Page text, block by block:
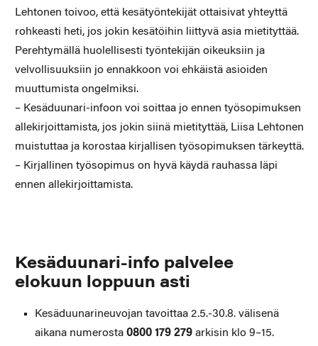
Lehtonen toivoo, että kesätyöntekijät ottaisivat yhteyttä
rohkeasti heti, jos jokin kesätöihin liittyvä asia mietityttää.
Perehtymällä huolellisesti työntekijän oikeuksiin ja
velvollisuuksiin jo ennakkoon voi ehkäistä asioiden
muuttumista ongelmiksi.
– Kesäduunari-infoon voi soittaa jo ennen työsopimuksen
allekirjoittamista, jos jokin siinä mietityttää, Liisa Lehtonen
muistuttaa ja korostaa kirjallisen työsopimuksen tärkeyttä.
– Kirjallinen työsopimus on hyvä käydä rauhassa läpi
ennen allekirjoittamista.
Kesäduunari-info palvelee
elokuun loppuun asti
Kesäduunarineuvojan tavoittaa 2.5.-30.8. välisenä
aikana numerosta 0800 179 279arkisin klo 9–15.